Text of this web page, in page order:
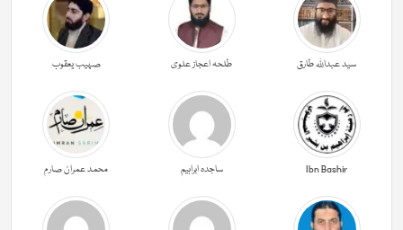
سید عبداللہ طارق طلحہ اعجاز علوی صہیب یعقوب
Ibn Bashir ساجدہ ابراہیم محمد عمران صارم